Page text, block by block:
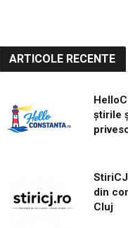
ARTICOLE RECENTE
știrile
din
Cluj